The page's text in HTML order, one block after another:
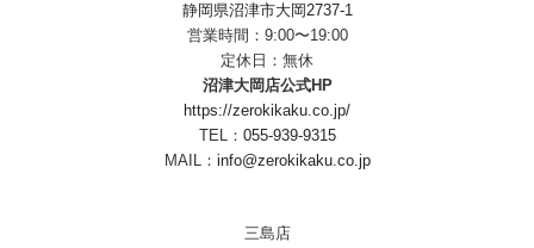
静岡県沼津市大岡2737-1
営業時間：9:00〜19:00
定休日：無休
沼津大岡店公式HP
https://zerokikaku.co.jp/
TEL： 055-939-9315
MAIL： info@zerokikaku.co.jp
三島店